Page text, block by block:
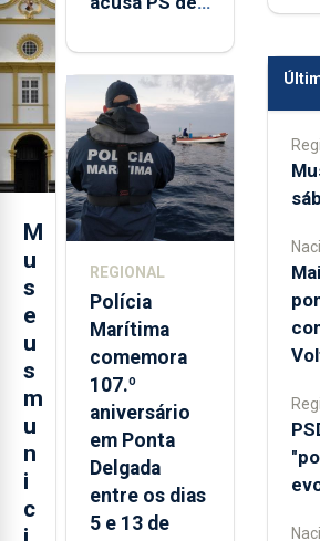
M
u
s
e
u
s
m
u
n
i
c
contraditória"
sobre
evolução
turística
REGIONAL
Polícia
Marítima
comemora
107.º
aniversário
em Ponta
Delgada
entre os dias
5 e 13 de